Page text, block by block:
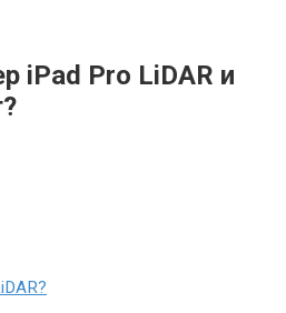
iPad Pro LiDAR и